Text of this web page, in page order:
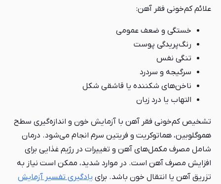
علائم کم‌خونی فقر آهن:
خستگی و ضعف عمومی
رنگ‌پریدگی پوست
تنگی نفس
سرگیجه و سردرد
ناخن‌های شکننده یا قاشقی شکل
التهاب یا درد زبان
تشخیص کم‌خونی فقر آهن با آزمایش خون و اندازه‌گیری سطح
هموگلوبین، هماتوکریت و فریتین سرم انجام می‌شود. درمان
شامل مصرف مکمل‌های آهن و تغییرات در رژیم غذایی برای
افزایش مصرف آهن است. در موارد شدید، ممکن است نیاز به
تزریق آهن یا انتقال خون باشد. برای یادگیری تفسیر آزمایش